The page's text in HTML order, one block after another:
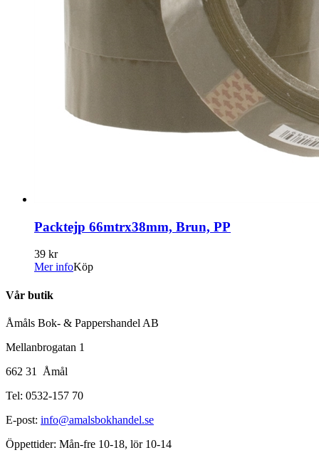
Packtejp 66mtrx38mm, Brun, PP
39 kr
Mer infoKöp
Vår butik
Åmåls Bok- & Pappershandel AB
Mellanbrogatan 1
662 31 Åmål
Tel: 0532-157 70
E-post: info@amalsbokhandel.se
Öppettider: Mån-fre 10-18, lör 10-14